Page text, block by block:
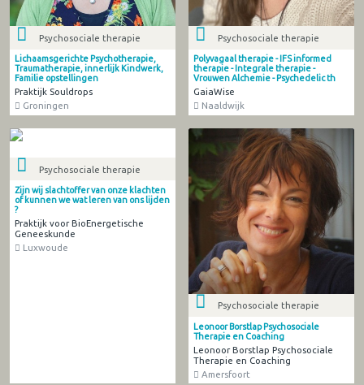
Psychosociale therapie
Lichaamsgerichte Psychotherapie,
Traumatherapie, innerlijk Kindwerk,
Familie opstellingen
Praktijk Souldrops
Groningen
Psychosociale therapie
Polyvagaal therapie - IFS informed
therapie - Integrale therapie -
Vrouwen Alchemie - Psychedelic th
GaiaWise
Naaldwijk
Psychosociale therapie
Zijn wij slachtoffer van onze klachten
of kunnen we wat leren van ons lijden
?
Praktijk voor BioEnergetische
Geneeskunde
Luxwoude
Psychosociale therapie
Leonoor Borstlap Psychosociale
Therapie en Coaching
Leonoor Borstlap Psychosociale
Therapie en Coaching
Amersfoort